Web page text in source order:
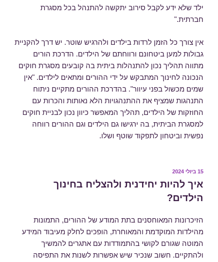
ילד שלא ידע לקבל סירוב יתקשה להתנהל בכל מסגרת
חברתית."
אין צורך כל הזמן לרדות בילדים ולהרגיש שוטר. יש דרך להקניית
גבולות למען ביטחונם ורווחתם של הילדים. הדרכת הורים
מתווה תהליך נכון להתנהלות ביתית בה קובעים מסגרת חוקים
הנכונה לחינוך המתבקש על ידי ההורים ומתאים לילדים. "אין
שמים מכשול בפני עיוור". בהדרכת ההורים מתקיים ניתוח
התנהגות שמציף את ההתנהגויות הלא נאותות והכרות עם
החוזקות של הילדים, תהליך המאפשר כיוון נכון לבניית חוקים
למסגרת הביתית, בה ירגישו גם הילדים וגם ההורים רווחה
נפשית וביטחון לתפקוד שוטף ושלו.
פורסם
15 ביולי 2024
איך להיות יחידנית ולהצליח בחינוך
הילדים?
הזיכרונות המאוחסנים בתת המודע של ההורים, התמונות
מהילדות המוקדמת והמאוחרת, הופכים לחלק מעיבוד המידע
המוטה שגורם לקושי בהתמודדות עם אתגרים להמשיך
ולהתקיים. חשוב שנכיר שיש אפשרות לשנות את התפיסה